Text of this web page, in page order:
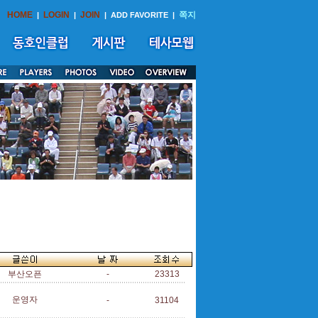
HOME | LOGIN | JOIN | ADD FAVORITE | 쪽지
부산오픈 - 23313
운영자 - 31104